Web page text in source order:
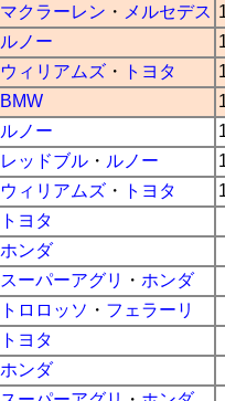
マクラーレン ・ メルセデス
ルノー
ウィリアムズ ・ トヨタ
BMW
ルノー
レッドブル ・ ルノー
ウィリアムズ ・ トヨタ
トヨタ
ホンダ
スーパーアグリ ・ ホンダ
トロロッソ ・ フェラーリ
トヨタ
ホンダ